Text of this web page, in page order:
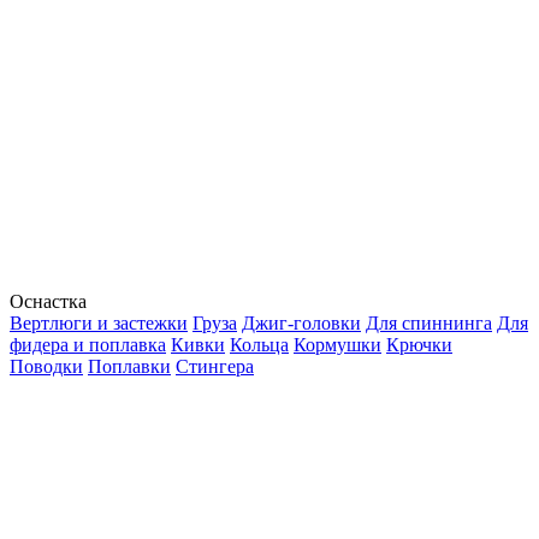
Оснастка
Вертлюги и застежки Груза Джиг-головки Для спиннинга Для
фидера и поплавка Кивки Кольца Кормушки Крючки
Поводки Поплавки Стингера